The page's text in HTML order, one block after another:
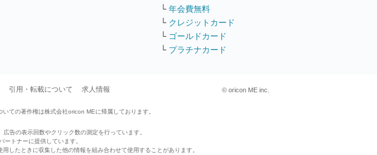
└ 年会費無料
└ クレジットカード
└ ゴールドカード
└ プラチナカード
引用・転載について 求人情報 © oricon ME inc.
ての著作権は株式会社oricon MEに帰属しております。
告の表示回数やクリック数の測定を行っています。
トナーに提供しています。
したときに収集した他の情報を組み合わせて使用することがあります。